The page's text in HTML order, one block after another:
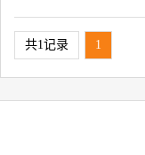
共1记录 1